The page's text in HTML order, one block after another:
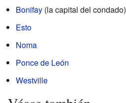
Bonifay (la capital del condado)
Esto
Noma
Ponce de León
Westville